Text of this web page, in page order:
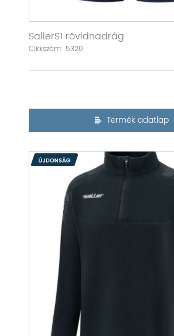
SallerS1 rövidnadrág
Cikkszám: 5320
Termék adatlap